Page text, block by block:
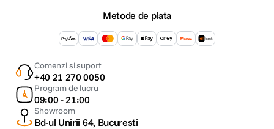
Metode de plata
Comenzi si suport
+40 21 270 0050
Program de lucru
09:00 - 21:00
Showroom
Bd-ul Unirii 64, Bucuresti